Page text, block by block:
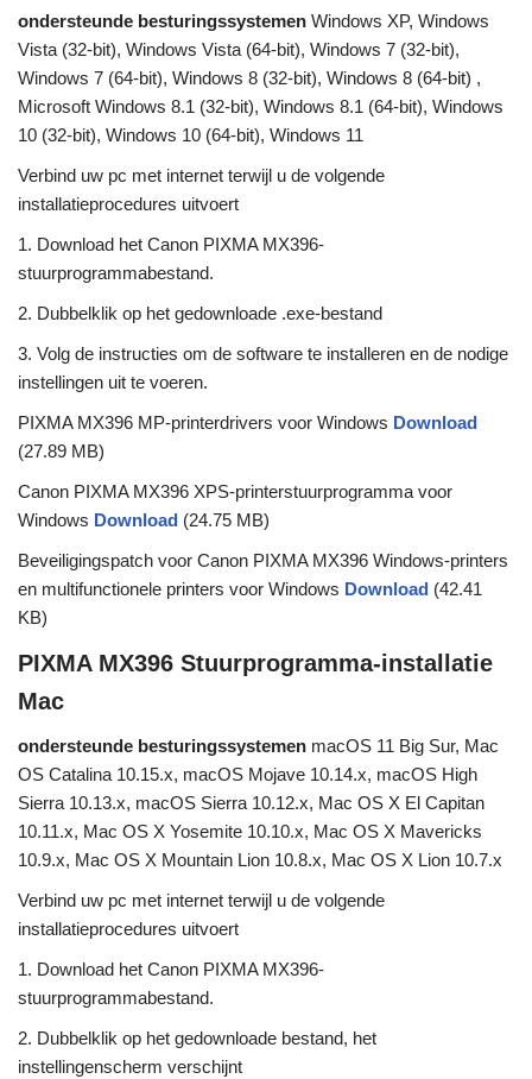
ondersteunde besturingssystemen Windows XP, Windows
Vista (32-bit), Windows Vista (64-bit), Windows 7 (32-bit),
Windows 7 (64-bit), Windows 8 (32-bit), Windows 8 (64-bit) ,
Microsoft Windows 8.1 (32-bit), Windows 8.1 (64-bit), Windows
10 (32-bit), Windows 10 (64-bit), Windows 11
Verbind uw pc met internet terwijl u de volgende
installatieprocedures uitvoert
1. Download het Canon PIXMA MX396-
stuurprogrammabestand.
2. Dubbelklik op het gedownloade .exe-bestand
3. Volg de instructies om de software te installeren en de nodige
instellingen uit te voeren.
PIXMA MX396 MP-printerdrivers voor Windows Download
(27.89 MB)
Canon PIXMA MX396 XPS-printerstuurprogramma voor
Windows Download (24.75 MB)
Beveiligingspatch voor Canon PIXMA MX396 Windows-printers
en multifunctionele printers voor Windows Download (42.41
KB)
PIXMA MX396 Stuurprogramma-installatie
Mac
ondersteunde besturingssystemen macOS 11 Big Sur, Mac
OS Catalina 10.15.x, macOS Mojave 10.14.x, macOS High
Sierra 10.13.x, macOS Sierra 10.12.x, Mac OS X El Capitan
10.11.x, Mac OS X Yosemite 10.10.x, Mac OS X Mavericks
10.9.x, Mac OS X Mountain Lion 10.8.x, Mac OS X Lion 10.7.x
Verbind uw pc met internet terwijl u de volgende
installatieprocedures uitvoert
1. Download het Canon PIXMA MX396-
stuurprogrammabestand.
2. Dubbelklik op het gedownloade bestand, het
instellingenscherm verschijnt